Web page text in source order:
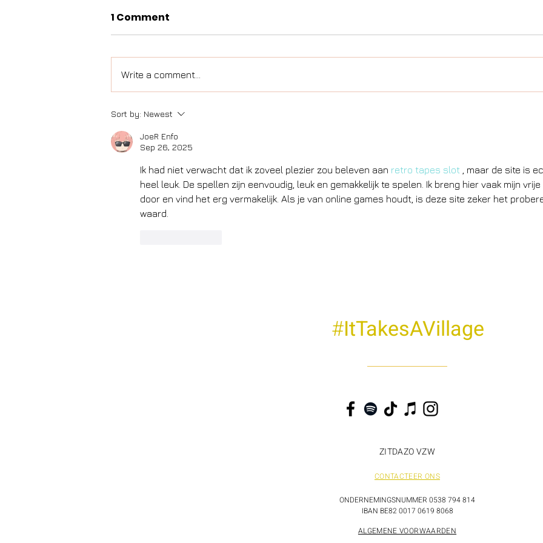
1 Comment
Write a comment...
Sort by: Newest
JoeR Enfo
Sep 26, 2025
Ik had niet verwacht dat ik zoveel plezier zou beleven aan retro tapes slot , maar de site is
heel leuk. De spellen zijn eenvoudig, leuk en gemakkelijk te spelen. Ik breng hier vaak mijn vrije
door en vind het erg vermakelijk. Als je van online games houdt, is deze site zeker het
waard.
#ItTakesAVillage
ZITDAZO VZW
CONTACTEER ONS
ONDERNEMINGSNUMMER 0538 794 814
IBAN BE82 0017 0619 8068
ALGEMENE VOORWAARDEN